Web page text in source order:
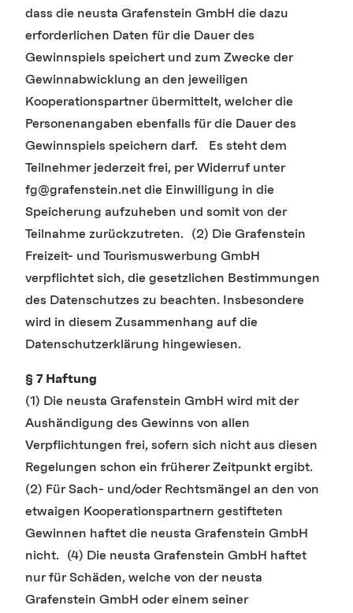
dass die neusta Grafenstein GmbH die dazu
erforderlichen Daten für die Dauer des
Gewinnspiels speichert und zum Zwecke der
Gewinnabwicklung an den jeweiligen
Kooperationspartner übermittelt, welcher die
Personenangaben ebenfalls für die Dauer des
Gewinnspiels speichern darf. Es steht dem
Teilnehmer jederzeit frei, per Widerruf unter
fg@grafenstein.net die Einwilligung in die
Speicherung aufzuheben und somit von der
Teilnahme zurückzutreten. (2) Die Grafenstein
Freizeit- und Tourismuswerbung GmbH
verpflichtet sich, die gesetzlichen Bestimmungen
des Datenschutzes zu beachten. Insbesondere
wird in diesem Zusammenhang auf die
Datenschutzerklärung hingewiesen.
§ 7 Haftung
(1) Die neusta Grafenstein GmbH wird mit der
Aushändigung des Gewinns von allen
Verpflichtungen frei, sofern sich nicht aus diesen
Regelungen schon ein früherer Zeitpunkt ergibt.
(2) Für Sach- und/oder Rechtsmängel an den von
etwaigen Kooperationspartnern gestifteten
Gewinnen haftet die neusta Grafenstein GmbH
nicht. (4) Die neusta Grafenstein GmbH haftet
nur für Schäden, welche von der neusta
Grafenstein GmbH oder einem seiner